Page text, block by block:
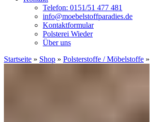
Telefon: 0151/51 477 481
info@moebelstoffparadies.de
Kontaktformular
Polsterei Wieder
Über uns
Startseite » Shop » Polsterstoffe / Möbelstoffe »